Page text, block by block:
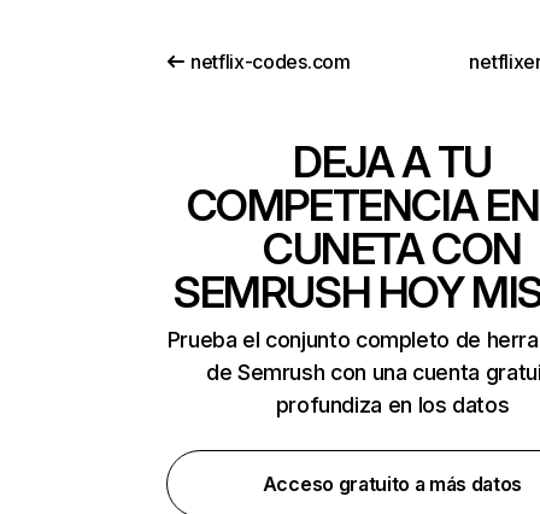
netflix-codes.com
DEJA A TU
COMPETENCIA
CUNETA CON
SEMRUSH HOY
Prueba el conjunto completo de
de Semrush con una cuenta
profundiza en los datos
Acceso gratuito a más datos